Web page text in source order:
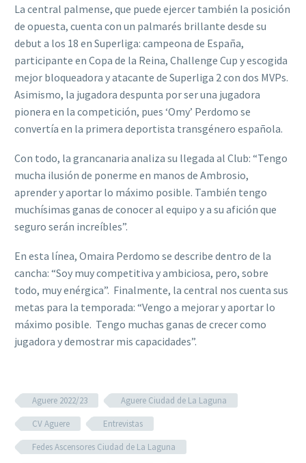
La central palmense, que puede ejercer también la posición
de opuesta, cuenta con un palmarés brillante desde su
debut a los 18 en Superliga: campeona de España,
participante en Copa de la Reina, Challenge Cup y escogida
mejor bloqueadora y atacante de Superliga 2 con dos MVPs.
Asimismo, la jugadora despunta por ser una jugadora
pionera en la competición, pues ‘Omy’ Perdomo se
convertía en la primera deportista transgénero española.
Con todo, la grancanaria analiza su llegada al Club: “Tengo
mucha ilusión de ponerme en manos de Ambrosio,
aprender y aportar lo máximo posible. También tengo
muchísimas ganas de conocer al equipo y a su afición que
seguro serán increíbles”.
En esta línea, Omaira Perdomo se describe dentro de la
cancha: “Soy muy competitiva y ambiciosa, pero, sobre
todo, muy enérgica”. Finalmente, la central nos cuenta sus
metas para la temporada: “Vengo a mejorar y aportar lo
máximo posible. Tengo muchas ganas de crecer como
jugadora y demostrar mis capacidades”.
Aguere 2022/23
Aguere Ciudad de La Laguna
CV Aguere
Entrevistas
Fedes Ascensores Ciudad de La Laguna